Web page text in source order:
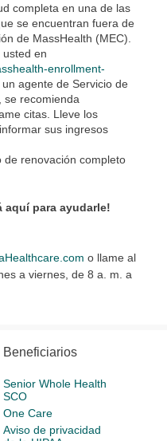
completa en una de las
se encuentran fuera de
de MassHealth (MEC).
usted en
enrollment-
un agente de Servicio de
se recomienda
citas. Lleve los
sus ingresos
de renovación completo
aquí para ayudarle!
o llame al
a viernes, de 8 a. m. a
Beneficiarios
Senior Whole Health
SCO
One Care
Aviso de privacidad